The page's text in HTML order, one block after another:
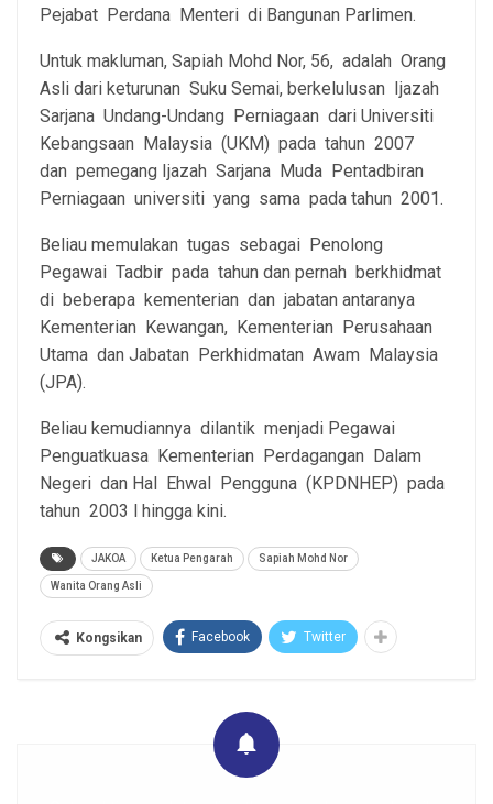
Pejabat Perdana Menteri di Bangunan Parlimen.
Untuk makluman, Sapiah Mohd Nor, 56, adalah Orang
Asli dari keturunan Suku Semai, berkelulusan Ijazah
Sarjana Undang-Undang Perniagaan dari Universiti
Kebangsaan Malaysia (UKM) pada tahun 2007
dan pemegang Ijazah Sarjana Muda Pentadbiran
Perniagaan universiti yang sama pada tahun 2001.
Beliau memulakan tugas sebagai Penolong
Pegawai Tadbir pada tahun dan pernah berkhidmat
di beberapa kementerian dan jabatan antaranya
Kementerian Kewangan, Kementerian Perusahaan
Utama dan Jabatan Perkhidmatan Awam Malaysia
(JPA).
Beliau kemudiannya dilantik menjadi Pegawai
Penguatkuasa Kementerian Perdagangan Dalam
Negeri dan Hal Ehwal Pengguna (KPDNHEP) pada
tahun 2003 l hingga kini.
JAKOA Ketua Pengarah Sapiah Mohd Nor
Wanita Orang Asli
Kongsikan Facebook Twitter